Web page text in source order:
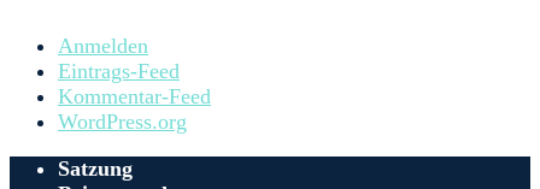
Anmelden
Eintrags-Feed
Kommentar-Feed
WordPress.org
Satzung